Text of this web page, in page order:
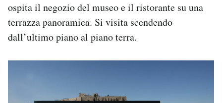
ospita il negozio del museo e il ristorante su una
terrazza panoramica. Si visita scendendo
dall’ultimo piano al piano terra.